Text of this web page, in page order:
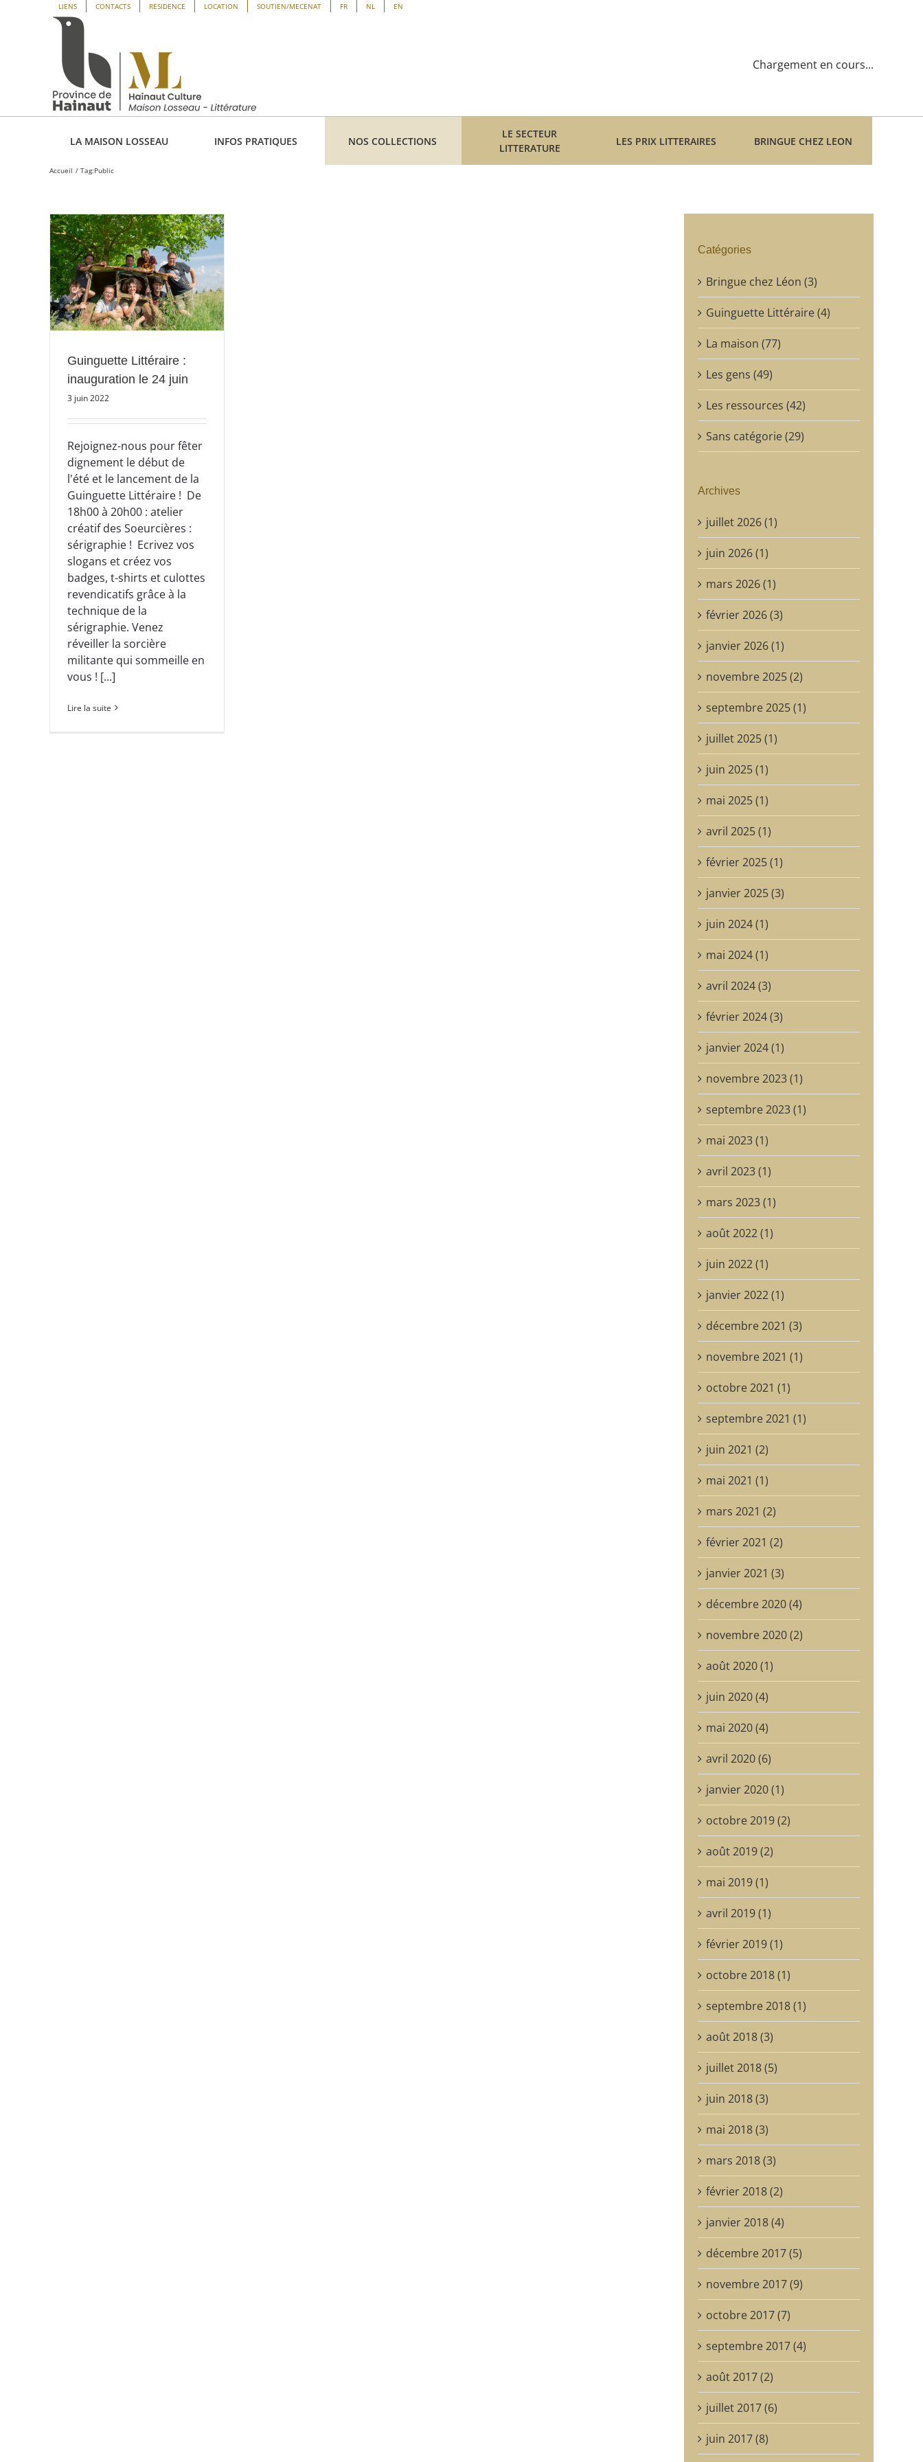
Panneau de gestion des cookies
LIENS CONTACTS RESIDENCE LOCATION SOUTIEN/MECENAT FR NL EN
Chargement en cours...
LA MAISON LOSSEAU INFOS PRATIQUES NOS COLLECTIONS
LE SECTEUR
LITTERATURE
LES PRIX LITTERAIRES BRINGUE CHEZ LEON
Accueil Tag:Public
Guinguette Littéraire :
inauguration le 24 juin
3 juin 2022
Rejoignez-nous pour fêter
dignement le début de
l'été et le lancement de la
Guinguette Littéraire ! De
18h00 à 20h00 : atelier
créatif des Soeurcières :
sérigraphie ! Ecrivez vos
slogans et créez vos
badges, t-shirts et culottes
revendicatifs grâce à la
technique de la
sérigraphie. Venez
réveiller la sorcière
militante qui sommeille en
vous ! [...]
Lire la suite
Catégories
Bringue chez Léon (3)
Guinguette Littéraire (4)
La maison (77)
Les gens (49)
Les ressources (42)
Sans catégorie (29)
Archives
juillet 2026 (1)
juin 2026 (1)
mars 2026 (1)
février 2026 (3)
janvier 2026 (1)
novembre 2025 (2)
septembre 2025 (1)
juillet 2025 (1)
juin 2025 (1)
mai 2025 (1)
avril 2025 (1)
février 2025 (1)
janvier 2025 (3)
juin 2024 (1)
mai 2024 (1)
avril 2024 (3)
février 2024 (3)
janvier 2024 (1)
novembre 2023 (1)
septembre 2023 (1)
mai 2023 (1)
avril 2023 (1)
mars 2023 (1)
août 2022 (1)
juin 2022 (1)
janvier 2022 (1)
décembre 2021 (3)
novembre 2021 (1)
octobre 2021 (1)
septembre 2021 (1)
juin 2021 (2)
mai 2021 (1)
mars 2021 (2)
février 2021 (2)
janvier 2021 (3)
décembre 2020 (4)
novembre 2020 (2)
août 2020 (1)
juin 2020 (4)
mai 2020 (4)
avril 2020 (6)
janvier 2020 (1)
octobre 2019 (2)
août 2019 (2)
mai 2019 (1)
avril 2019 (1)
février 2019 (1)
octobre 2018 (1)
septembre 2018 (1)
août 2018 (3)
juillet 2018 (5)
juin 2018 (3)
mai 2018 (3)
mars 2018 (3)
février 2018 (2)
janvier 2018 (4)
décembre 2017 (5)
novembre 2017 (9)
octobre 2017 (7)
septembre 2017 (4)
août 2017 (2)
juillet 2017 (6)
juin 2017 (8)